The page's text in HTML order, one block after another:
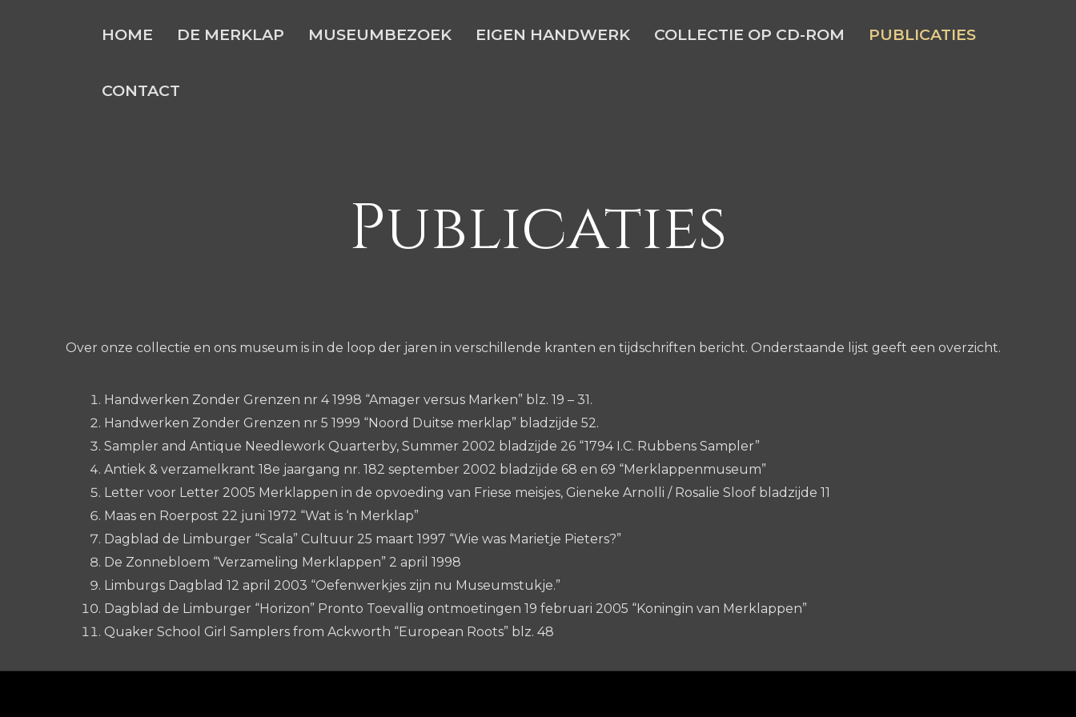
HOME DE MERKLAP MUSEUMBEZOEK EIGEN HANDWERK COLLECTIE OP CD-ROM PUBLICATIES
CONTACT
Publicaties
Over onze collectie en ons museum is in de loop der jaren in verschillende kranten en tijdschriften bericht. Onderstaande lijst geeft een overzicht.
Handwerken Zonder Grenzen nr 4 1998 “Amager versus Marken” blz. 19 – 31.
Handwerken Zonder Grenzen nr 5 1999 “Noord Duitse merklap” bladzijde 52.
Sampler and Antique Needlework Quarterby, Summer 2002 bladzijde 26 “1794 I.C. Rubbens Sampler”
Antiek & verzamelkrant 18e jaargang nr. 182 september 2002 bladzijde 68 en 69 “Merklappenmuseum”
Letter voor Letter 2005 Merklappen in de opvoeding van Friese meisjes, Gieneke Arnolli / Rosalie Sloof bladzijde 11
Maas en Roerpost 22 juni 1972 “Wat is ‘n Merklap”
Dagblad de Limburger “Scala” Cultuur 25 maart 1997 “Wie was Marietje Pieters?”
De Zonnebloem “Verzameling Merklappen” 2 april 1998
Limburgs Dagblad 12 april 2003 “Oefenwerkjes zijn nu Museumstukje.”
Dagblad de Limburger “Horizon” Pronto Toevallig ontmoetingen 19 februari 2005 “Koningin van Merklappen”
Quaker School Girl Samplers from Ackworth “European Roots” blz. 48